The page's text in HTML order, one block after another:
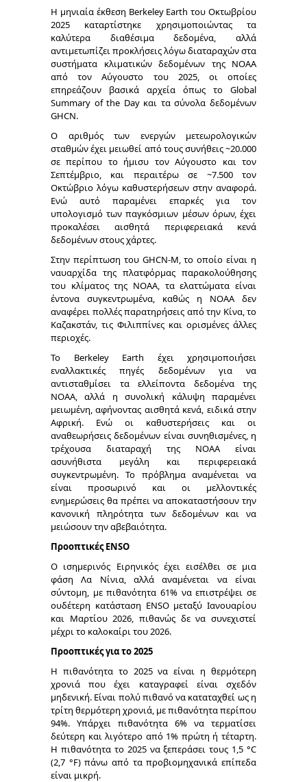
Η μηνιαία έκθεση Berkeley Earth του Οκτωβρίου
2025 καταρτίστηκε χρησιμοποιώντας τα
καλύτερα διαθέσιμα δεδομένα, αλλά
αντιμετωπίζει προκλήσεις λόγω διαταραχών στα
συστήματα κλιματικών δεδομένων της NOAA
από τον Αύγουστο του 2025, οι οποίες
επηρεάζουν βασικά αρχεία όπως το Global
Summary of the Day και τα σύνολα δεδομένων
GHCN.
Ο αριθμός των ενεργών μετεωρολογικών
σταθμών έχει μειωθεί από τους συνήθεις ~20.000
σε περίπου το ήμισυ τον Αύγουστο και τον
Σεπτέμβριο, και περαιτέρω σε ~7.500 τον
Οκτώβριο λόγω καθυστερήσεων στην αναφορά.
Ενώ αυτό παραμένει επαρκές για τον
υπολογισμό των παγκόσμιων μέσων όρων, έχει
προκαλέσει αισθητά περιφερειακά κενά
δεδομένων στους χάρτες.
Στην περίπτωση του GHCN-M, το οποίο είναι η
ναυαρχίδα της πλατφόρμας παρακολούθησης
του κλίματος της NOAA, τα ελαττώματα είναι
έντονα συγκεντρωμένα, καθώς η NOAA δεν
αναφέρει πολλές παρατηρήσεις από την Κίνα, το
Καζακστάν, τις Φιλιππίνες και ορισμένες άλλες
περιοχές.
Το Berkeley Earth έχει χρησιμοποιήσει
εναλλακτικές πηγές δεδομένων για να
αντισταθμίσει τα ελλείποντα δεδομένα της
NOAA, αλλά η συνολική κάλυψη παραμένει
μειωμένη, αφήνοντας αισθητά κενά, ειδικά στην
Αφρική. Ενώ οι καθυστερήσεις και οι
αναθεωρήσεις δεδομένων είναι συνηθισμένες, η
τρέχουσα διαταραχή της NOAA είναι
ασυνήθιστα μεγάλη και περιφερειακά
συγκεντρωμένη. Το πρόβλημα αναμένεται να
είναι προσωρινό και οι μελλοντικές
ενημερώσεις θα πρέπει να αποκαταστήσουν την
κανονική πληρότητα των δεδομένων και να
μειώσουν την αβεβαιότητα.
Προοπτικές ENSO
Ο ισημερινός Ειρηνικός έχει εισέλθει σε μια
φάση Λα Νίνια, αλλά αναμένεται να είναι
σύντομη, με πιθανότητα 61% να επιστρέψει σε
ουδέτερη κατάσταση ENSO μεταξύ Ιανουαρίου
και Μαρτίου 2026, πιθανώς δε να συνεχιστεί
μέχρι το καλοκαίρι του 2026.
Προοπτικές για το 2025
Η πιθανότητα το 2025 να είναι η θερμότερη
χρονιά που έχει καταγραφεί είναι σχεδόν
μηδενική. Είναι πολύ πιθανό να καταταχθεί ως η
τρίτη θερμότερη χρονιά, με πιθανότητα περίπου
94%. Υπάρχει πιθανότητα 6% να τερματίσει
δεύτερη και λιγότερο από 1% πρώτη ή τέταρτη.
Η πιθανότητα το 2025 να ξεπεράσει τους 1,5 °C
(2,7 °F) πάνω από τα προβιομηχανικά επίπεδα
είναι μικρή.